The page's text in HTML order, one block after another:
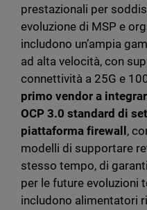
prestazionali per
evoluzione di MSP e
includono un’ampia
ad alta velocità, con
connettività a 25G e
primo vendor a
OCP 3.0 standard di
piattaforma firewall ,
modelli di supportare
stesso tempo, di
per le future evoluzioni
includono alimentatori